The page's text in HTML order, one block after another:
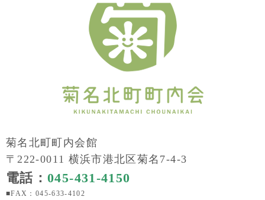
菊名北町町内会館
〒222-0011 横浜市港北区菊名7-4-3
電話：045-431-4150
■FAX：045-633-4102